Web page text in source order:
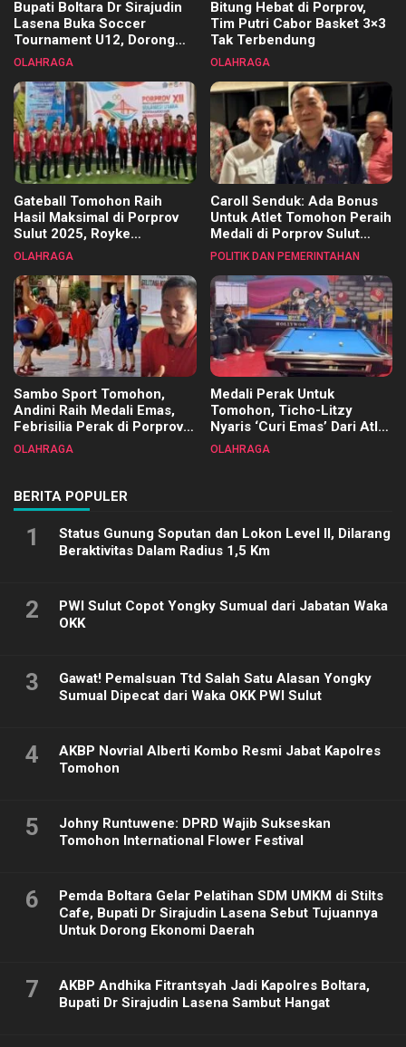
Bupati Boltara Dr Sirajudin
Lasena Buka Soccer
Tournament U12, Dorong
Pembinaan Merata di Setiap
OLAHRAGA
Bitung Hebat di Porprov,
Tim Putri Cabor Basket 3×3
Tak Terbendung
OLAHRAGA
Gateball Tomohon Raih
Hasil Maksimal di Porprov
Sulut 2025, Royke
Tangkawarouw Ucapkan
OLAHRAGA
Caroll Senduk: Ada Bonus
Untuk Atlet Tomohon Peraih
Medali di Porprov Sulut
2025
POLITIK DAN PEMERINTAHAN
Sambo Sport Tomohon,
Andini Raih Medali Emas,
Febrisilia Perak di Porprov
Sulut 2025
OLAHRAGA
Medali Perak Untuk
Tomohon, Ticho-Litzy
Nyaris ‘Curi Emas’ Dari Atlet
Biliar PON di Porprov Sulut
OLAHRAGA
BERITA POPULER
1
Status Gunung Soputan dan Lokon Level II, Dilarang
Beraktivitas Dalam Radius 1,5 Km
2
PWI Sulut Copot Yongky Sumual dari Jabatan Waka
OKK
3
Gawat! Pemalsuan Ttd Salah Satu Alasan Yongky
Sumual Dipecat dari Waka OKK PWI Sulut
4
AKBP Novrial Alberti Kombo Resmi Jabat Kapolres
Tomohon
5
Johny Runtuwene: DPRD Wajib Sukseskan
Tomohon International Flower Festival
6
Pemda Boltara Gelar Pelatihan SDM UMKM di Stilts
Cafe, Bupati Dr Sirajudin Lasena Sebut Tujuannya
Untuk Dorong Ekonomi Daerah
7
AKBP Andhika Fitrantsyah Jadi Kapolres Boltara,
Bupati Dr Sirajudin Lasena Sambut Hangat